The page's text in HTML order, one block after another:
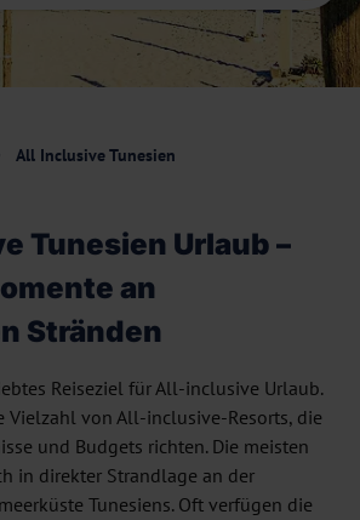
All Inclusive Tunesien
Tunesien Urlaub –
an
Stränden
Reiseziel für All-inclusive Urlaub.
Vielzahl von All-inclusive-Resorts, die
und Budgets richten. Die meisten
in direkter Strandlage an der
Tunesiens. Oft verfügen die